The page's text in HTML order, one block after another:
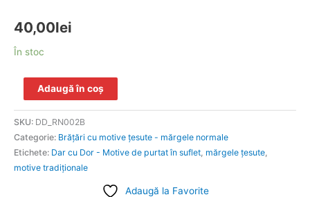
40,00lei
În stoc
Adaugă în coș
SKU: DD_RN002B
Categorie: Brăţări cu motive țesute - mărgele normale
Etichete: Dar cu Dor - Motive de purtat în suflet mărgele ţesute
motive tradiţionale
Adaugă la Favorite